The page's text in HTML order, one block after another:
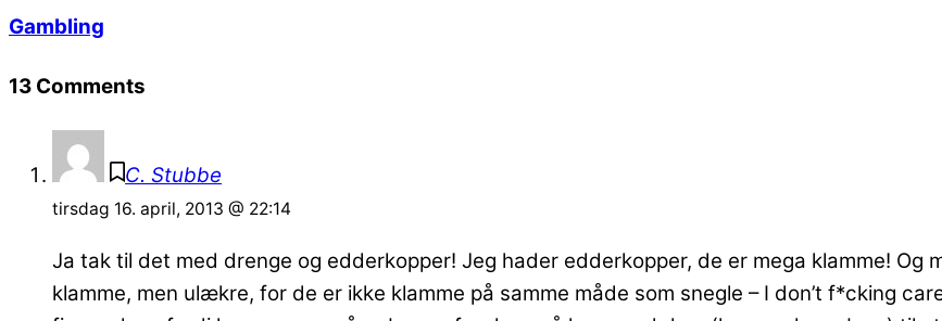
Gambling
13 Comments
C. Stubbe
tirsdag 16. april, 2013 @ 22:14
Ja tak til det med drenge og edderkopper! Jeg hader edderkopper, de er mega klamme! Og
klamme, men ulækre, for de er ikke klamme på samme måde som snegle – I don’t f*cking